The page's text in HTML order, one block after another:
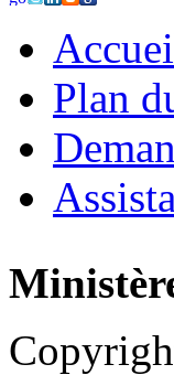
Plan